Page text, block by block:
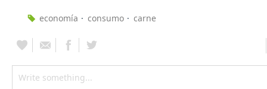
economía consumo carne